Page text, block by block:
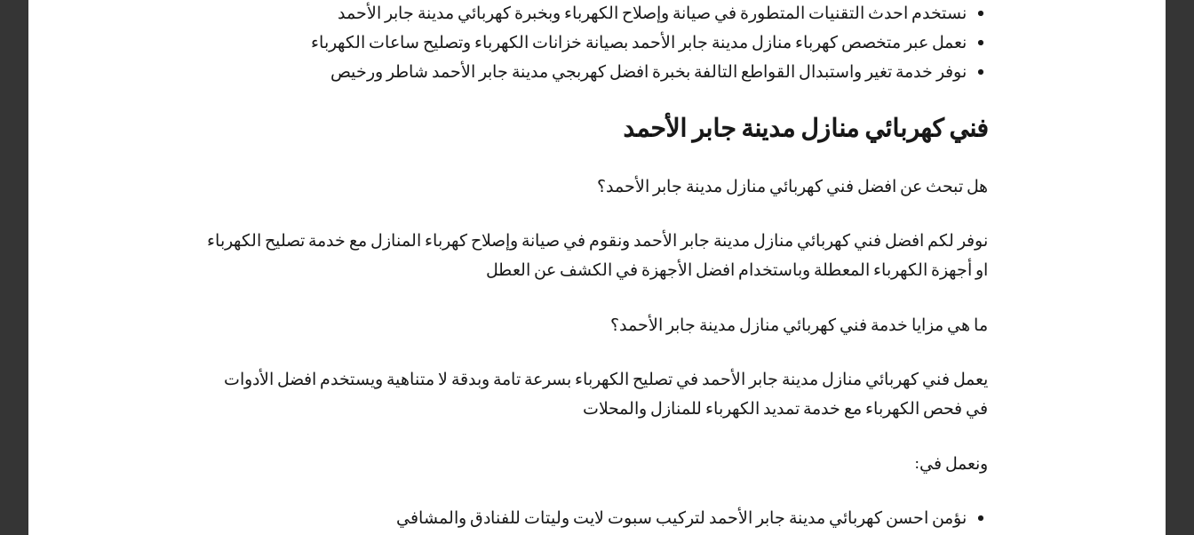
نستخدم احدث التقنيات المتطورة في صيانة وإصلاح الكهرباء وبخبرة كهربائي مدينة جابر الأحمد
نعمل عبر متخصص كهرباء منازل مدينة جابر الأحمد بصيانة خزانات الكهرباء وتصليح ساعات الكهرباء
نوفر خدمة تغير واستبدال القواطع التالفة بخبرة افضل كهربجي مدينة جابر الأحمد شاطر ورخيص
فني كهربائي منازل مدينة جابر الأحمد
هل تبحث عن افضل فني كهربائي منازل مدينة جابر الأحمد؟
نوفر لكم افضل فني كهربائي منازل مدينة جابر الأحمد ونقوم في صيانة وإصلاح كهرباء المنازل مع خدمة تصليح الكهرباء
او أجهزة الكهرباء المعطلة وباستخدام افضل الأجهزة في الكشف عن العطل
ما هي مزايا خدمة فني كهربائي منازل مدينة جابر الأحمد؟
يعمل فني كهربائي منازل مدينة جابر الأحمد في تصليح الكهرباء بسرعة تامة وبدقة لا متناهية ويستخدم افضل الأدوات
في فحص الكهرباء مع خدمة تمديد الكهرباء للمنازل والمحلات
ونعمل في:
نؤمن احسن كهربائي مدينة جابر الأحمد لتركيب سبوت لايت وليتات للفنادق والمشافي